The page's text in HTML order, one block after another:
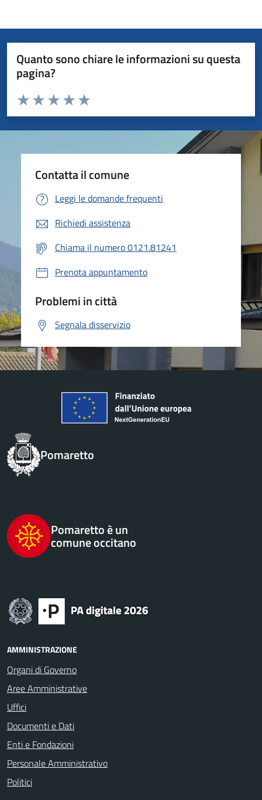
Quanto sono chiare le informazioni su questa
pagina?
Valuta da 1 a 5 stelle la pagina
Valuta 5 stelle su 5
Valuta 4 stelle su 5
Valuta 3 stelle su 5
Valuta 2 stelle su 5
Valuta 1 stelle su 5
Contatta il comune
Leggi le domande frequenti
Richiedi assistenza
Chiama il numero 0121.81241
Prenota appuntamento
Problemi in città
Segnala disservizio
Pomaretto
Pomaretto è un
comune occitano
AMMINISTRAZIONE
Organi di Governo
Aree Amministrative
Uffici
Documenti e Dati
Enti e Fondazioni
Personale Amministrativo
Politici